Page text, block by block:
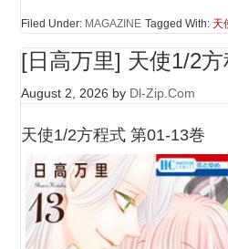
Filed Under: MAGAZINE Tagged With: 天
[日高万里] 天使1/2
August 2, 2026 by Dl-Zip.Com
天使1/2方程式 第01-13巻